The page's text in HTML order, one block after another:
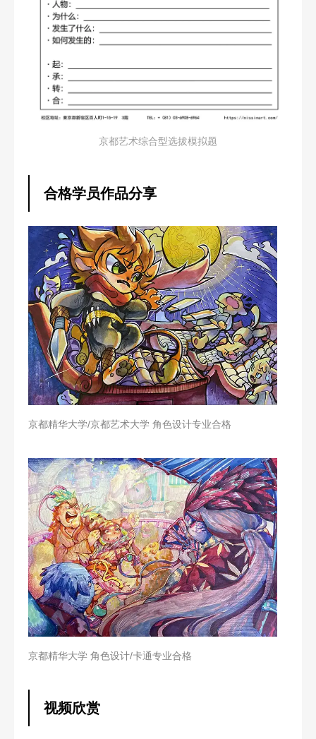
京都艺术综合型选拔模拟题
合格学员作品分享
京都精华大学/京都艺术大学 角色设计专业合格
京都精华大学 角色设计/卡通专业合格
视频欣赏